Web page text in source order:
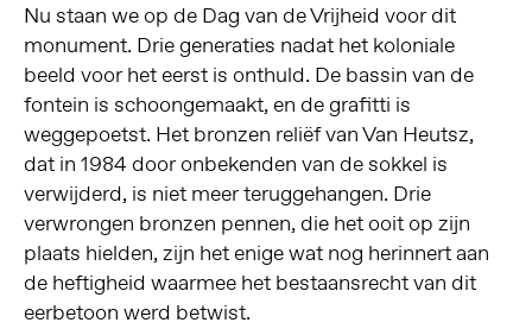
Nu staan we op de Dag van de Vrijheid voor dit
monument. Drie generaties nadat het koloniale
beeld voor het eerst is onthuld. De bassin van de
fontein is schoongemaakt, en de grafitti is
weggepoetst. Het bronzen reliëf van Van Heutsz,
dat in 1984 door onbekenden van de sokkel is
verwijderd, is niet meer teruggehangen. Drie
verwrongen bronzen pennen, die het ooit op zijn
plaats hielden, zijn het enige wat nog herinnert aan
de heftigheid waarmee het bestaansrecht van dit
eerbetoon werd betwist.